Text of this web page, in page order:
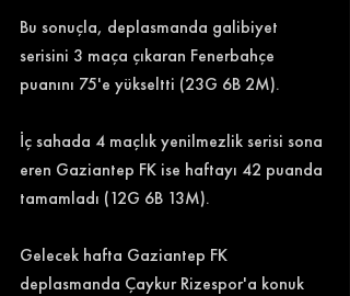
Bu sonuçla, deplasmanda galibiyet
serisini 3 maça çıkaran Fenerbahçe
puanını 75'e yükseltti (23G 6B 2M).
İç sahada 4 maçlık yenilmezlik serisi sona
eren Gaziantep FK ise haftayı 42 puanda
tamamladı (12G 6B 13M).
Gelecek hafta Gaziantep FK
deplasmanda Çaykur Rizespor'a konuk